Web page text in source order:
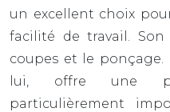
un excellent choix
facilité de travail.
coupes et le ponçage.
lui, offre une
particulièrement